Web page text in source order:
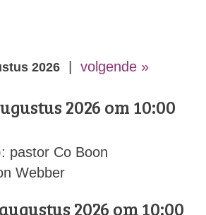
2026 volgende »
2026 om 10:00
pastor Co Boon
Webber
2026 om 10:00